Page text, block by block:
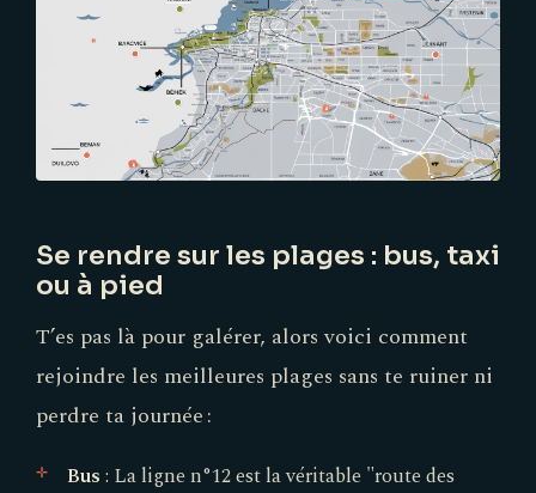
Se rendre sur les plages : bus, taxi
ou à pied
T’es pas là pour galérer, alors voici comment
rejoindre les meilleures plages sans te ruiner ni
perdre ta journée :
Bus : La ligne n°12 est la véritable "route des